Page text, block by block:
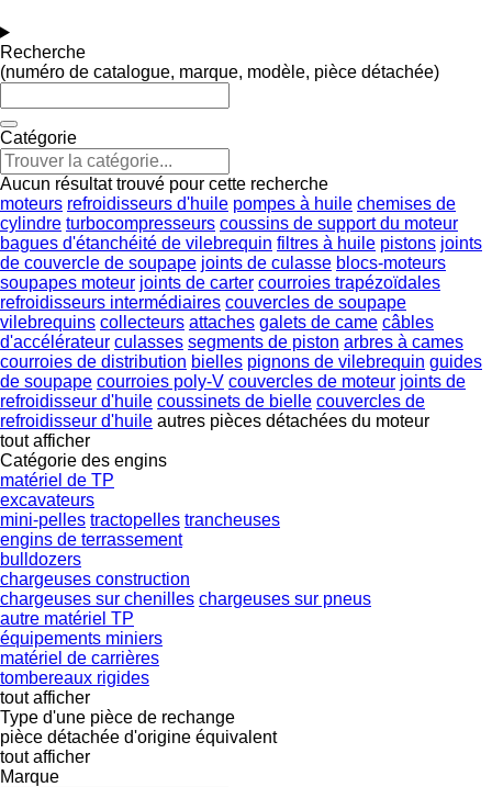
Recherche
(numéro de catalogue, marque, modèle, pièce détachée)
Catégorie
Aucun résultat trouvé pour cette recherche
moteurs refroidisseurs d'huile pompes à huile chemises de
cylindre turbocompresseurs coussins de support du moteur
bagues d'étanchéité de vilebrequin filtres à huile pistons joints
de couvercle de soupape joints de culasse blocs-moteurs
soupapes moteur joints de carter courroies trapézoïdales
refroidisseurs intermédiaires couvercles de soupape
vilebrequins collecteurs attaches galets de came câbles
d'accélérateur culasses segments de piston arbres à cames
courroies de distribution bielles pignons de vilebrequin guides
de soupape courroies poly-V couvercles de moteur joints de
refroidisseur d'huile coussinets de bielle couvercles de
refroidisseur d'huile autres pièces détachées du moteur
tout afficher
Catégorie des engins
matériel de TP
excavateurs
mini-pelles tractopelles trancheuses
engins de terrassement
bulldozers
chargeuses construction
chargeuses sur chenilles chargeuses sur pneus
autre matériel TP
équipements miniers
matériel de carrières
tombereaux rigides
tout afficher
Type d'une pièce de rechange
pièce détachée d'origine équivalent
tout afficher
Marque